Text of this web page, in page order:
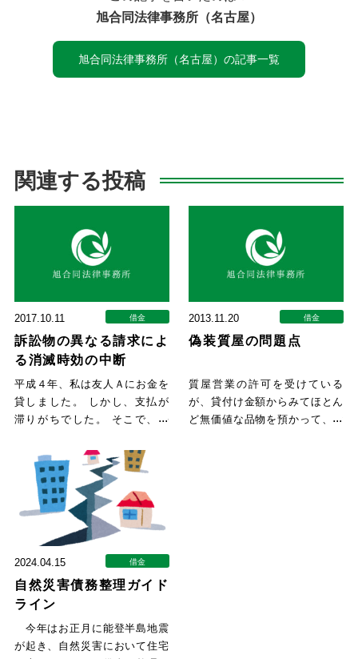
旭合同法律事務所（名古屋）
旭合同法律事務所（名古屋）の記事一覧
関連する投稿
2017.10.11 借金
訴訟物の異なる請求によ
る消滅時効の中断
平成４年、私は友人Ａにお金を
貸しました。 しかし、支払が
滞りがちでした。 そこで、平
2013.11.20 借金
偽装質屋の問題点
質屋営業の許可を受けている
が、貸付け金額からみてほとん
ど無価値な品物を預かって、お
2024.04.15 借金
自然災害債務整理ガイド
ライン
今年はお正月に能登半島地震
が起き、自然災害において住宅